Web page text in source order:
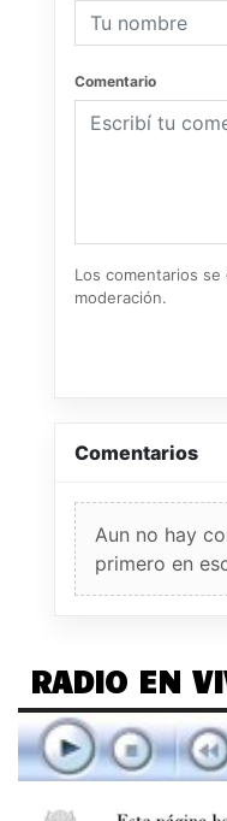
Comentario
Los comentarios
moderación.
Comentarios
Aun no hay
primero en
RADIO EN